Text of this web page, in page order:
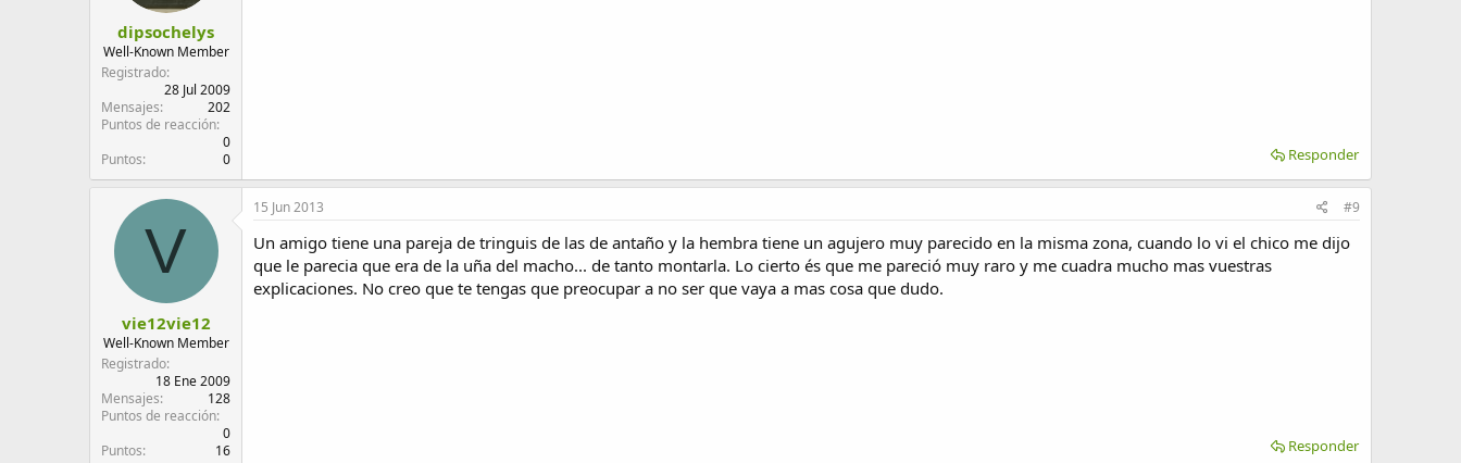
dipsochelys
Well-Known Member
Registrado
28 Jul 2009
Mensajes
202
Puntos de reacción
0
Puntos
0 Responder
V
vie12vie12
Well-Known Member
Registrado
18 Ene 2009
Mensajes
128
Puntos de reacción
0
Puntos
16
15 Jun 2013 #9
Un amigo tiene una pareja de tringuis de las de antaño y la hembra tiene un agujero muy parecido en la misma zona, cuando lo vi el chico me dijo
que le parecia que era de la uña del macho... de tanto montarla. Lo cierto és que me pareció muy raro y me cuadra mucho mas vuestras
explicaciones. No creo que te tengas que preocupar a no ser que vaya a mas cosa que dudo.
Responder